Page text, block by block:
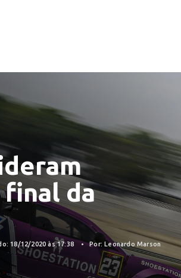
da
18/12/2020 às 17:38 Por: Leonardo Marson